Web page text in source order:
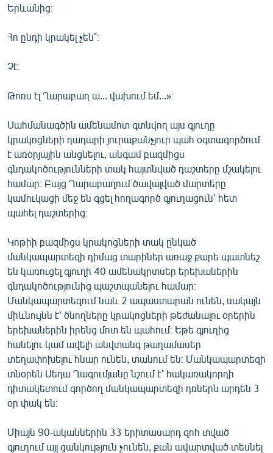
Երևանից։
Հո ընդի կրակել չեն՞։
Չէ։
Թոռս էլ Ղարաբաղ ա... վախում եմ...»։
Սահմանագծին ամենամոտ գտնվող այս գյուղը
կրակոցների դադարի յուրաքանչյուր պահ օգտագործում
է առօրյային անցնելու, անգամ բազմիցս
գնդակոծությունների տակ հայտնված դաշտերը մշակելու
համար։ Բայց Ղարաբաղում ծավալված մարտերը
կամուկացի մեջ են գցել հողագործ գյուղացուն՝ հետ
պահել դաշտերից։
Կոթիի բազմիցս կրակոցների տակ ընկած
մանկապարտեզի դիմաց տարիներ առաջ քարե պատնեշ
են կառուցել գյուղի 40 ամենակրտսեր երեխաներին
գնդակոծությունից պաշտպանելու համար։
Մանկապարտեզում նաև 2 ապաստարան ունեն, սակայն
միևնույնն է՝ ծնողները կրակոցների թեժանալու օրերին
երեխաներին իրենց մոտ են պահում։ Եթե գյուղից
հանելու կամ ավելի անվտանգ թաղամասեր
տեղափոխելու հնար ունեն, տանում են։ Մանկապարտեզի
տնօրեն Սեդա Ղազումյանը նշում է՝ հակառակորդի
դիտակետում գործող մանկապարտեզի դռներն արդեն 3
օր փակ են։
Միայն 90-ականներին 33 երիտասարդ զոհ տված
գյուղում այլ ցանկություն չունեն, քան ավարտված տեսնել